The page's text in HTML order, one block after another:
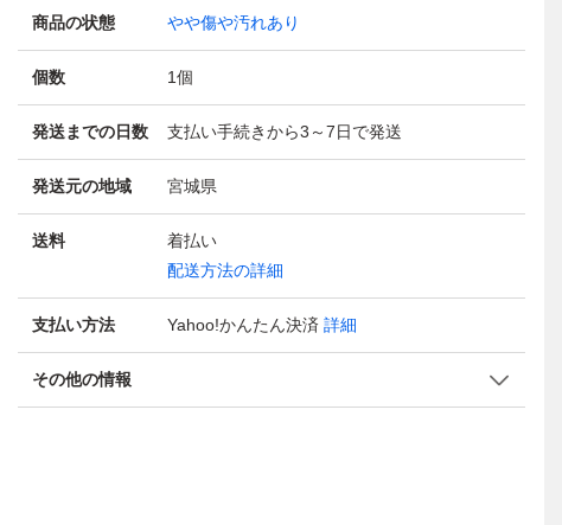
商品の状態 やや傷や汚れあり
個数 1個
発送までの日数 支払い手続きから3～7日で発送
発送元の地域 宮城県
送料
着払い
配送方法の詳細
支払い方法 Yahoo!かんたん決済 詳細
その他の情報